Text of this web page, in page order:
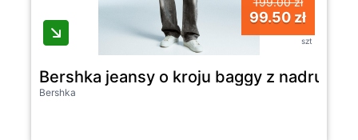
99.50 zł
szt
Bershka jeansy o kroju baggy z
Bershka